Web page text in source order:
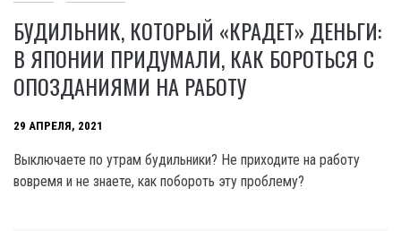
БУДИЛЬНИК, КОТОРЫЙ «КРАДЕТ» ДЕНЬГИ:
В ЯПОНИИ ПРИДУМАЛИ, КАК БОРОТЬСЯ С
ОПОЗДАНИЯМИ НА РАБОТУ
29 АПРЕЛЯ, 2021
Выключаете по утрам будильники? Не приходите на работу
вовремя и не знаете, как побороть эту проблему?